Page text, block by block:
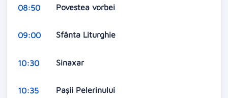
08:50 Povestea vorbei
09:00 Sfânta Liturghie
10:30 Sinaxar
10:35 Pașii Pelerinului